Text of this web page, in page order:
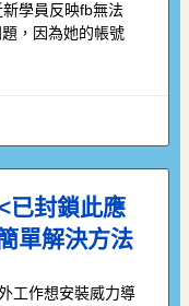
學員反映fb無法
，因為她的帳號
已封鎖此應
單解決方法
工作想安裝威力導